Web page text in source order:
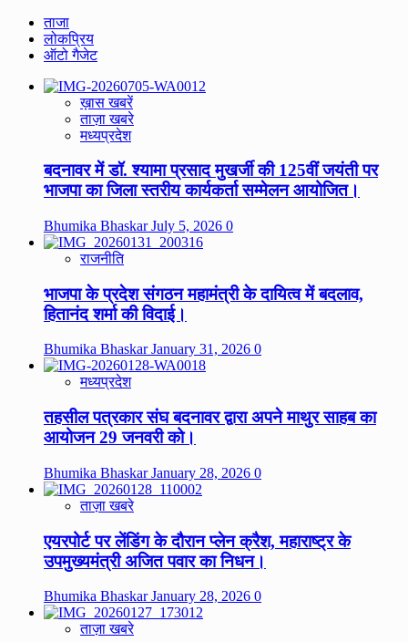
ताजा
लोकप्रिय
ऑटो गैजेट
ख़ास खबरें
ताज़ा खबरे
मध्यप्रदेश
बदनावर में डॉ. श्यामा प्रसाद मुखर्जी की 125वीं जयंती पर
भाजपा का जिला स्तरीय कार्यकर्ता सम्मेलन आयोजित।
Bhumika BhaskarJuly 5, 2026 0
राजनीति
भाजपा के प्रदेश संगठन महामंत्री के दायित्व में बदलाव,
हितानंद शर्मा की विदाई।
Bhumika BhaskarJanuary 31, 2026 0
मध्यप्रदेश
तहसील पत्रकार संघ बदनावर द्वारा अपने माथुर साहब का
आयोजन 29 जनवरी को।
Bhumika BhaskarJanuary 28, 2026 0
ताज़ा खबरे
एयरपोर्ट पर लेंडिंग के दौरान प्लेन क्रैश, महाराष्ट्र के
उपमुख्यमंत्री अजित पवार का निधन।
Bhumika BhaskarJanuary 28, 2026 0
ताज़ा खबरे